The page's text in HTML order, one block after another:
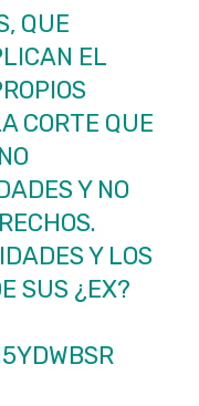
QUE
EL
CORTE QUE
Y NO
Y LOS
SUS ¿EX?